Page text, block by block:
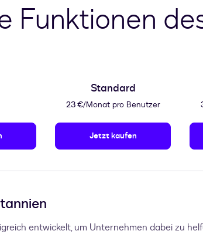
Funktionen
Standard
23 €/Monat pro Benutzer
Jetzt kaufen
entwickelt, um Unternehmen dabei zu